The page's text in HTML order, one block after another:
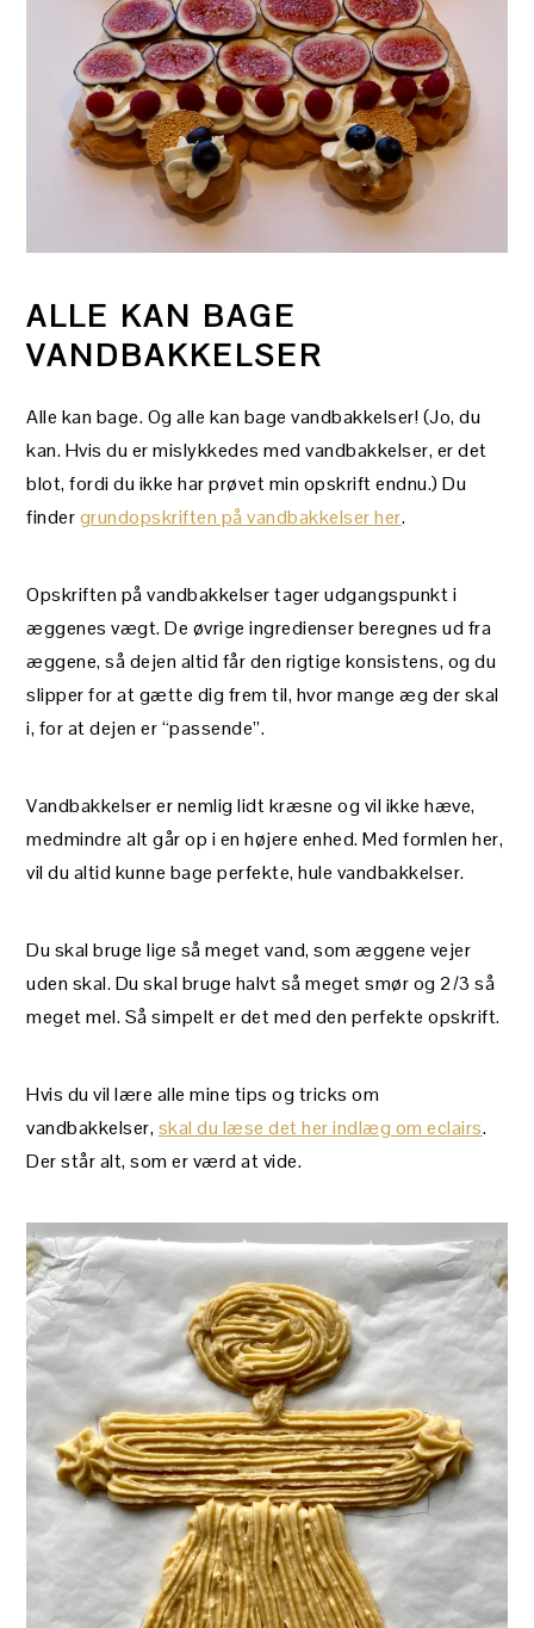
ALLE KAN BAGE
VANDBAKKELSER
Alle kan bage. Og alle kan bage vandbakkelser! (Jo, du
kan. Hvis du er mislykkedes med vandbakkelser, er det
blot, fordi du ikke har prøvet min opskrift endnu.) Du
findergrundopskriften på vandbakkelser her.
Opskriften på vandbakkelser tager udgangspunkt i
æggenes vægt. De øvrige ingredienser beregnes ud fra
æggene, så dejen altid får den rigtige konsistens, og du
slipper for at gætte dig frem til, hvor mange æg der skal
i, for at dejen er “passende”.
Vandbakkelser er nemlig lidt kræsne og vil ikke hæve,
medmindre alt går op i en højere enhed. Med formlen her,
vil du altid kunne bage perfekte, hule vandbakkelser.
Du skal bruge lige så meget vand, som æggene vejer
uden skal. Du skal bruge halvt så meget smør og 2/3 så
meget mel. Så simpelt er det med den perfekte opskrift.
Hvis du vil lære alle mine tips og tricks om
vandbakkelser, skal du læse det her indlæg om eclairs.
Der står alt, som er værd at vide.